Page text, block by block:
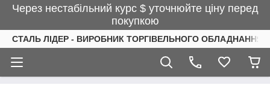
Через нестабільний курс $ уточнюйте ціну перед
покупкою
СТАЛЬ ЛІДЕР - ВИРОБНИК ТОРГІВЕЛЬНОГО ОБЛАДНАННЯ